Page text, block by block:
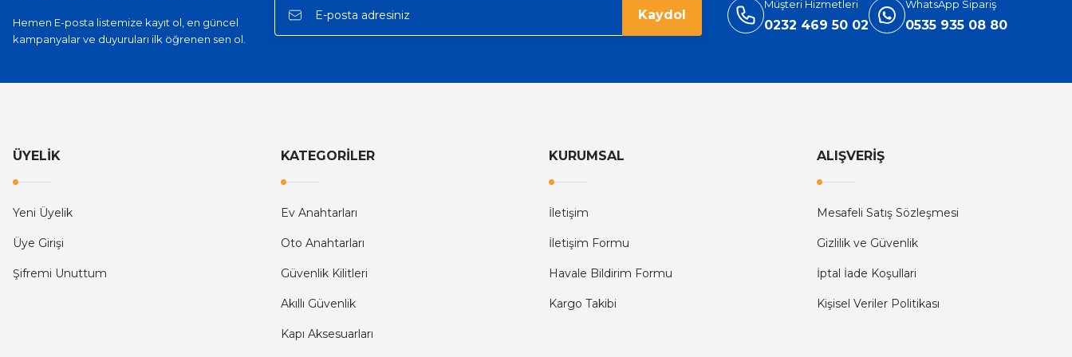
Hemen E-posta listemize kayıt ol, en güncel
kampanyalar ve duyuruları ilk öğrenen sen ol.
Kaydol
Müşteri Hizmetleri
0232 469 50 02
WhatsApp Sipariş
0535 935 08 80
ÜYELİK
Yeni Üyelik
Üye Girişi
Şifremi Unuttum
KATEGORİLER
Ev Anahtarları
Oto Anahtarları
Güvenlik Kilitleri
Akıllı Güvenlik
Kapı Aksesuarları
KURUMSAL
İletişim
İletişim Formu
Havale Bildirim Formu
Kargo Takibi
ALIŞVERİŞ
Mesafeli Satış Sözleşmesi
Gizlilik ve Güvenlik
İptal İade Koşullari
Kişisel Veriler Politikası